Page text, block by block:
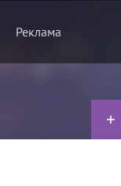
Реклама